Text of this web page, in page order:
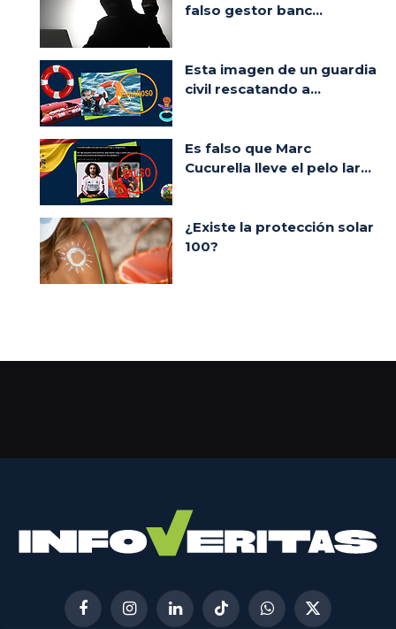
falso gestor banc...
Esta imagen de un guardia
civil rescatando a...
Es falso que Marc
Cucurella lleve el pelo lar...
¿Existe la protección solar
100?
FacebookInstagramLinkedInTikTokWhatsApp
X